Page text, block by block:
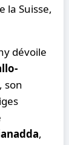
la Suisse,
dévoile
, son
,